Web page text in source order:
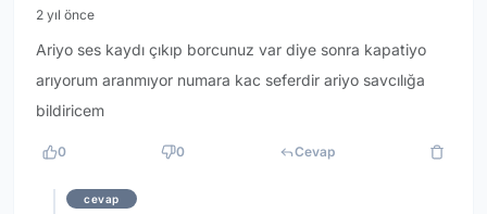
2 yıl önce
Ariyo ses kaydı çıkıp borcunuz var diye sonra kapatiyo
arıyorum aranmıyor numara kac seferdir ariyo savcılığa
bildiricem
0 0 Cevap
cevap